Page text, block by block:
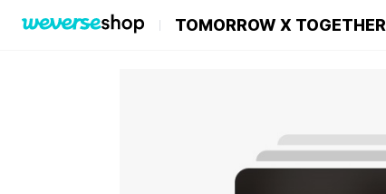
TOMORROW X TOGETHER